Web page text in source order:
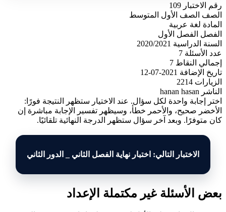
رقم الاختبار 109
الصف
الصف الأول المتوسط
المادة لغة عربية
الفصل
الفصل الأول
السنة الدراسية
2020/2021
عدد الأسئلة 7
إجمالي النقاط 7
تاريخ الإضافة
2021-07-12
الزيارات 2214
الناشر hanan hasan
اختر إجابة واحدة لكل سؤال. عند الاختيار ستظهر النتيجة فورًا:
الأخضر صحيح، والأحمر خطأ، وسيظهر تفسير الإجابة مباشرة إن
كان متوفرًا. وبعد آخر سؤال ستظهر الدرجة النهائية تلقائيًا.
الاختبار التالي: اختبار نهاية الفصل الثاني _ الدور الثاني
بعض الأسئلة غير مكتملة الإعداد